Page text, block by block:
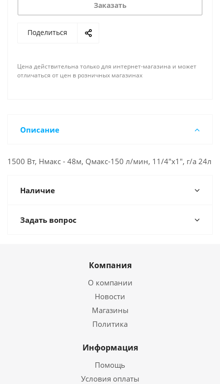
Заказать
Поделиться
Цена действительна только для интернет-магазина и может
отличаться от цен в розничных магазинах
Описание
1500 Вт, Нмакс - 48м, Qмакс-150 л/мин, 11/4"х1", г/а 24л
Наличие
Задать вопрос
Компания
О компании
Новости
Магазины
Политика
Информация
Помощь
Условия оплаты